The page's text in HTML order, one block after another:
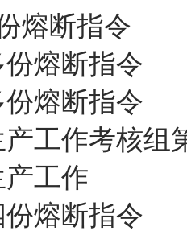
熔断指令
熔断指令
熔断指令
工作考核组
工作
熔断指令